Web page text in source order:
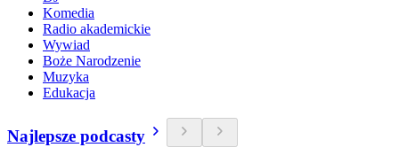
Komedia
Radio akademickie
Wywiad
Boże Narodzenie
Muzyka
Edukacja
Najlepsze podcasty